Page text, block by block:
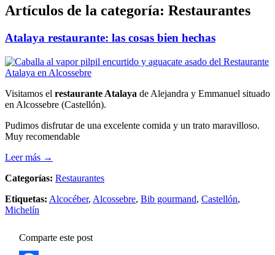
Artículos de la categoría: Restaurantes
Atalaya restaurante: las cosas bien hechas
Visitamos el restaurante Atalaya de Alejandra y Emmanuel situado
en Alcossebre (Castellón).
Pudimos disfrutar de una excelente comida y un trato maravilloso.
Muy recomendable
Leer más →
Categorías: Restaurantes
Etiquetas: Alcocéber, Alcossebre, Bib gourmand, Castellón,
Michelín
Comparte este post